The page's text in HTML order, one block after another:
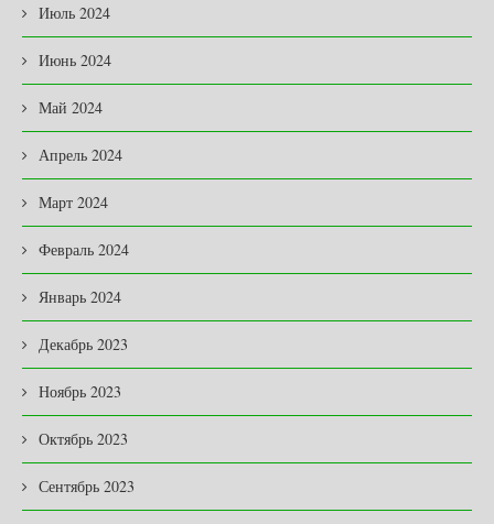
Июль 2024
Июнь 2024
Май 2024
Апрель 2024
Март 2024
Февраль 2024
Январь 2024
Декабрь 2023
Ноябрь 2023
Октябрь 2023
Сентябрь 2023